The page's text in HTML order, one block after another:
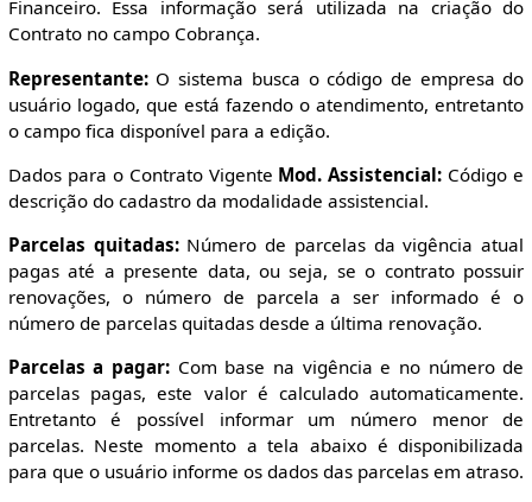
Financeiro. Essa informação será utilizada na criação do
Contrato no campo Cobrança.
Representante:O sistema busca o código de empresa do
usuário logado, que está fazendo o atendimento, entretanto
o campo fica disponível para a edição.
Dados para o Contrato Vigente Mod. Assistencial: Código e
descrição do cadastro da modalidade assistencial.
Parcelas quitadas:Número de parcelas da vigência atual
pagas até a presente data, ou seja, se o contrato possuir
renovações, o número de parcela a ser informado é o
número de parcelas quitadas desde a última renovação.
Parcelas a pagar: Com base na vigência e no número de
parcelas pagas, este valor é calculado automaticamente.
Entretanto é possível informar um número menor de
parcelas. Neste momento a tela abaixo é disponibilizada
para que o usuário informe os dados das parcelas em atraso.